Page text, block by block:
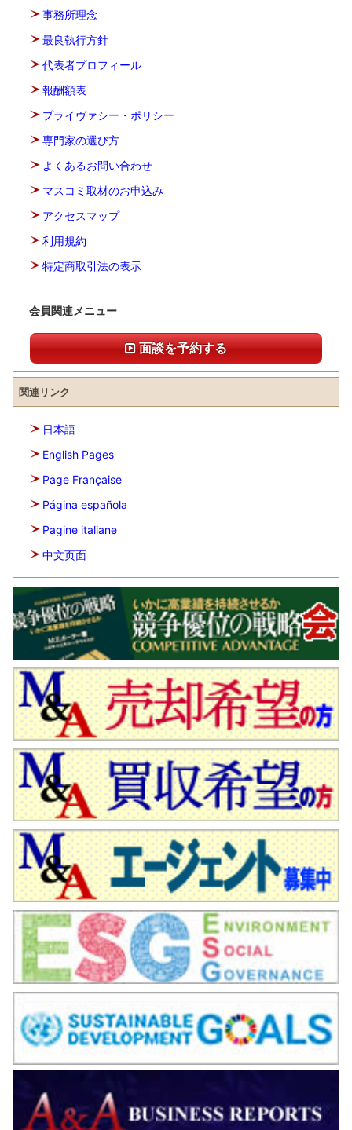
事務所理念
最良執行方針
代表者プロフィール
報酬額表
プライヴァシー・ポリシー
専門家の選び方
よくあるお問い合わせ
マスコミ取材のお申込み
アクセスマップ
利用規約
特定商取引法の表示
会員関連メニュー
面談を予約する
関連リンク
日本語
English Pages
Page Française
Página española
Pagine italiane
中文页面